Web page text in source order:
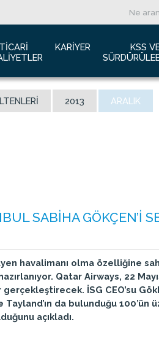
Berhad
TICARI
Havacılık Pazarlama
Fırsatları
KARIYER
İnsan Kaynakları
KSS
Engelsiz
2013 ARALIK
SABİHA GÖKÇEN’İ
havalimanı olma özelliğine
Qatar Airways, 22
İSG CEO’su
da bulunduğu 100’ün
açıkladı.